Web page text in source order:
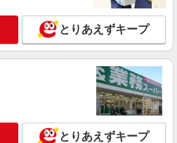
駅≫年齢不問！０からスタートでも
看護助手♪
円〜2312円 ＜日払い有/週払い有/交
ガソリン代含む)＞
/京成船橋駅 徒歩10分
詳細を見る
とりあえずキープ
とりあえずキープ